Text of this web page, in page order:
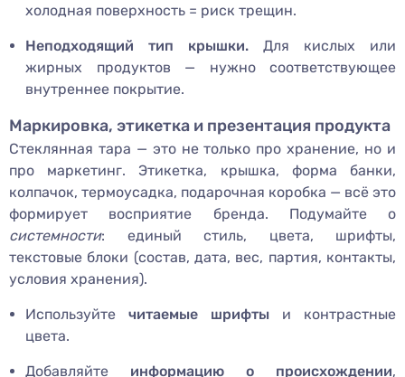
холодная поверхность = риск трещин.
Неподходящий тип крышки. Для кислых или
жирных продуктов — нужно соответствующее
внутреннее покрытие.
Маркировка, этикетка и презентация продукта
Стеклянная тара — это не только про хранение, но и
про маркетинг. Этикетка, крышка, форма банки,
колпачок, термоусадка, подарочная коробка — всё это
формирует восприятие бренда. Подумайте о
системности: единый стиль, цвета, шрифты,
текстовые блоки (состав, дата, вес, партия, контакты,
условия хранения).
Используйте читаемые шрифты и контрастные
цвета.
Добавляйте информацию о происхождении,